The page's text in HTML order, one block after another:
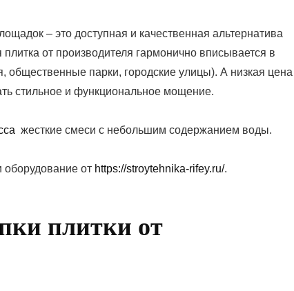
– это доступная и качественная альтернатива
от производителя гармонично вписывается в
общественные парки, городские улицы). А низкая цена
стильное и функциональное мощение.
жесткие смеси с небольшим содержанием воды.
оборудование от https://stroytehnika-rifey.ru/.
плитки от